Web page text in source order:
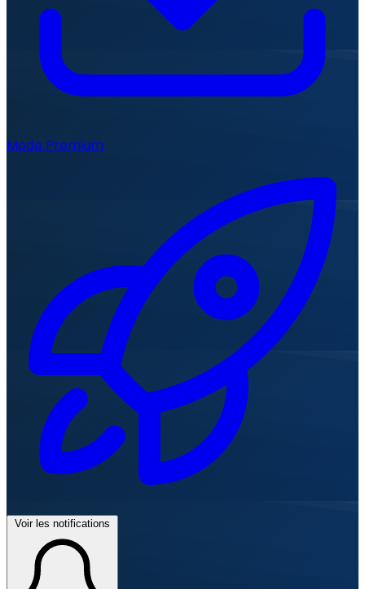
Mode Premium
Voir les notifications